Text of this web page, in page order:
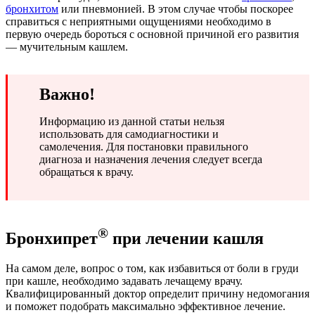
бронхитом или пневмонией. В этом случае чтобы поскорее
справиться с неприятными ощущениями необходимо в
первую очередь бороться с основной причиной его развития
— мучительным кашлем.
Важно!
Информацию из данной статьи нельзя
использовать для самодиагностики и
самолечения. Для постановки правильного
диагноза и назначения лечения следует всегда
обращаться к врачу.
Бронхипрет® при лечении кашля
На самом деле, вопрос о том, как избавиться от боли в груди
при кашле, необходимо задавать лечащему врачу.
Квалифицированный доктор определит причину недомогания
и поможет подобрать максимально эффективное лечение.